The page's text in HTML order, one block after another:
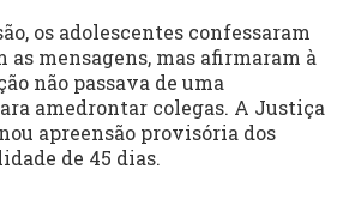
os adolescentes confessaram
as mensagens, mas afirmaram à
não passava de uma
amedrontar colegas. A Justiça
apreensão provisória dos
de 45 dias.